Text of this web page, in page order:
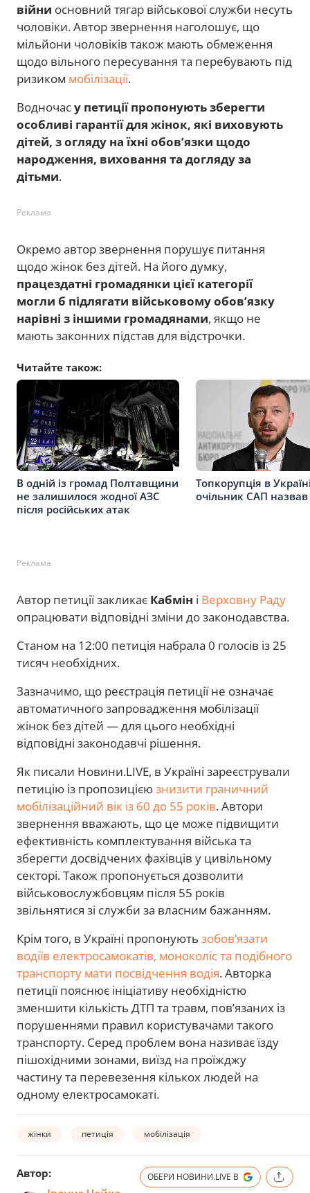
війни основний тягар військової служби несуть
чоловіки. Автор звернення наголошує, що
мільйони чоловіків також мають обмеження
щодо вільного пересування та перебувають під
ризиком мобілізації.
Водночасу петиції пропонують зберегти
особливі гарантії для жінок, які виховують
дітей, з огляду на їхні обов’язки щодо
народження, виховання та догляду за
дітьми.
Реклама
Окремо автор звернення порушує питання
щодо жінок без дітей. На його думку,
працездатні громадянки цієї категорії
могли б підлягати військовому обов’язку
нарівні з іншими громадянами, якщо не
мають законних підстав для відстрочки.
Читайте також:
В одній із громад Полтавщини
не залишилося жодної АЗС
після російських атак
Топкорупція в
очільник САП
Реклама
Автор петиції закликає Кабмін і Верховну Раду
опрацювати відповідні зміни до законодавства.
Станом на 12:00 петиція набрала 0 голосів із 25
тисяч необхідних.
Зазначимо, що реєстрація петиції не означає
автоматичного запровадження мобілізації
жінок без дітей — для цього необхідні
відповідні законодавчі рішення.
Як писали Новини.LIVE, в Україні зареєстрували
петицію із пропозицієюзнизити граничний
мобілізаційний вік із 60 до 55 років. Автори
звернення вважають, що це може підвищити
ефективність комплектування війська та
зберегти досвідчених фахівців у цивільному
секторі. Також пропонується дозволити
військовослужбовцям після 55 років
звільнятися зі служби за власним бажанням.
Крім того, в Україні пропонують зобов’язати
водіїв електросамокатів, моноколіс та подібного
транспорту мати посвідчення водія. Авторка
петиції пояснює ініціативу необхідністю
зменшити кількість ДТП та травм, пов’язаних із
порушеннями правил користувачами такого
транспорту. Серед проблем вона називає їзду
пішохідними зонами, виїзд на проїжджу
частину та перевезення кількох людей на
одному електросамокаті.
жінки петиція мобілізація
Автор: ОБЕРИ НОВИНИ.LIVE В